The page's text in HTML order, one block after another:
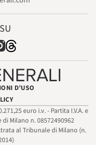
D’USO
euro i.v. - Partita I.V.A. e
Milano n. 08572490962
al Tribunale di Milano (n.